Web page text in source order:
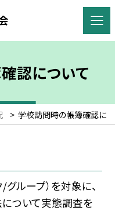
認について
> 学校訪問時の帳簿確認に
ループ）を対象に、
ついて実態調査を